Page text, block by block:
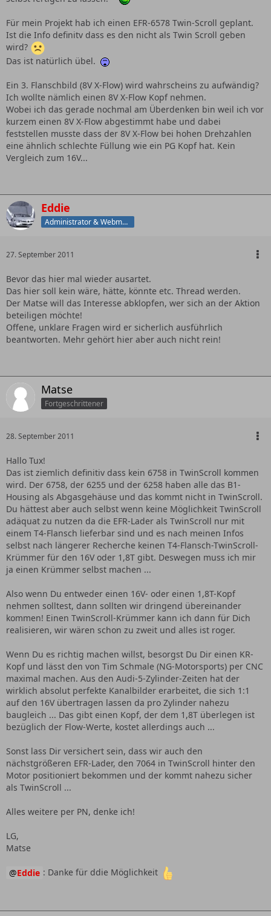
Für mein Projekt hab ich einen EFR-6578 Twin-Scroll geplant.
Ist die Info definitv dass es den nicht als Twin Scroll geben
wird?
Das ist natürlich übel.
Ein 3. Flanschbild (8V X-Flow) wird wahrscheins zu aufwändig?
Ich wollte nämlich einen 8V X-Flow Kopf nehmen.
Wobei ich das gerade nochmal am Überdenken bin weil ich vor
kurzem einen 8V X-Flow abgestimmt habe und dabei
feststellen musste dass der 8V X-Flow bei hohen Drehzahlen
eine ähnlich schlechte Füllung wie ein PG Kopf hat. Kein
Vergleich zum 16V...
Eddie
Administrator & Webmaster
27. September 2011
Bevor das hier mal wieder ausartet.
Das hier soll kein wäre, hätte, könnte etc. Thread werden.
Der Matse will das Interesse abklopfen, wer sich an der Aktion
beteiligen möchte!
Offene, unklare Fragen wird er sicherlich ausführlich
beantworten. Mehr gehört hier aber auch nicht rein!
Matse
Fortgeschrittener
28. September 2011
Hallo Tux!
Das ist ziemlich definitiv dass kein 6758 in TwinScroll kommen
wird. Der 6758, der 6255 und der 6258 haben alle das B1-
Housing als Abgasgehäuse und das kommt nicht in TwinScroll.
Du hättest aber auch selbst wenn keine Möglichkeit TwinScroll
adäquat zu nutzen da die EFR-Lader als TwinScroll nur mit
einem T4-Flansch lieferbar sind und es nach meinen Infos
selbst nach längerer Recherche keinen T4-Flansch-TwinScroll-
Krümmer für den 16V oder 1,8T gibt. Deswegen muss ich mir
ja einen Krümmer selbst machen ...
Also wenn Du entweder einen 16V- oder einen 1,8T-Kopf
nehmen solltest, dann sollten wir dringend übereinander
kommen! Einen TwinScroll-Krümmer kann ich dann für Dich
realisieren, wir wären schon zu zweit und alles ist roger.
Wenn Du es richtig machen willst, besorgst Du Dir einen KR-
Kopf und lässt den von Tim Schmale (NG-Motorsports) per CNC
maximal machen. Aus den Audi-5-Zylinder-Zeiten hat der
wirklich absolut perfekte Kanalbilder erarbeitet, die sich 1:1
auf den 16V übertragen lassen da pro Zylinder nahezu
baugleich ... Das gibt einen Kopf, der dem 1,8T überlegen ist
bezüglich der Flow-Werte, kostet allerdings auch ...
Sonst lass Dir versichert sein, dass wir auch den
nächstgrößeren EFR-Lader, den 7064 in TwinScroll hinter den
Motor positioniert bekommen und der kommt nahezu sicher
als TwinScroll ...
Alles weitere per PN, denke ich!
LG,
Matse
Eddie : Danke für ddie Möglichkeit